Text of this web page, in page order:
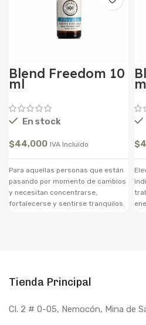
Blend Freedom 10
ml
En stock
$44,000 IVA Incluido
Para aquellas personas que están
pasando por momento de cambios
y necesitan concentrarse,
fortalecerse y sentirse tranquilos.
$
Tienda Principal
Cl. 2 # 0-05, Nemocón, Mina de